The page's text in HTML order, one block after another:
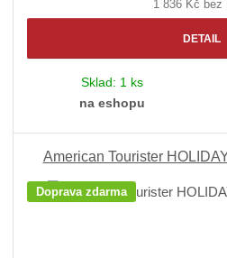
1 836 Kč bez
DETAIL
Sklad: 1 ks
na eshopu
American Tourister
Doprava zdarma